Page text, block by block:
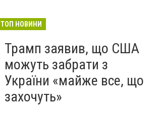
ТОП НОВИНИ
Трамп заявив, що США
можуть забрати з
України «майже все, що
захочуть»